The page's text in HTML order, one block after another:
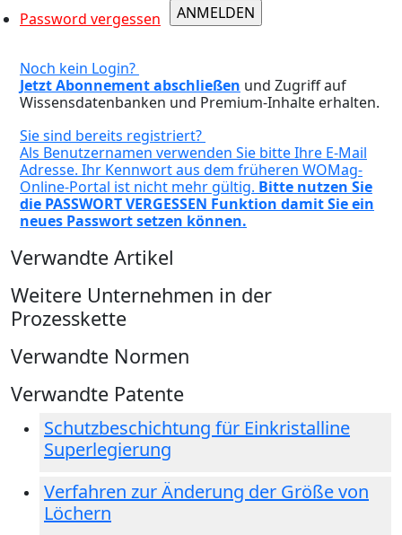
Password vergessen
Noch kein Login?
Jetzt Abonnement abschließen
Wissensdatenbanken und Premium-Inhalte erhalten.
Sie sind bereits registriert?
Als Benutzernamen verwenden Sie bitte Ihre E-Mail
Adresse. Ihr Kennwort aus dem früheren WOMag-
Online-Portal ist nicht mehr gültig. Bitte nutzen Sie
die PASSWORT VERGESSEN Funktion damit Sie ein
neues Passwort setzen können.
Verwandte Artikel
Weitere Unternehmen in der
Prozesskette
Verwandte Normen
Verwandte Patente
Schutzbeschichtung für Einkristalline
Superlegierung
Verfahren zur Änderung der Größe von
Löchern